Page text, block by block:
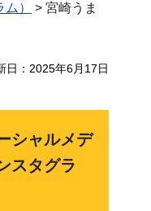
）
> 宮崎うま
日：2025年6月17日
シャルメデ
スタグラ